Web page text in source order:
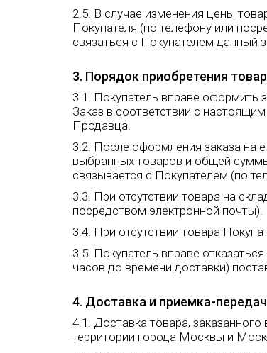
2.5. В случае изменения цены
Покупателя (по телефону или
связаться с Покупателем данный
3. Порядок приобретения
3.1. Покупатель вправе оформить
Заказ в соответствии с
Продавца.
3.2. После оформления заказа на
выбранных товаров и общей
связывается с Покупателем (по
3.3. При отсутствии товара на
посредством электронной почты).
3.4. При отсутствии товара
3.5. Покупатель вправе
часов до времени доставки)
4. Доставка и приемка-
4.1. Доставка товара,
территории города Москвы и